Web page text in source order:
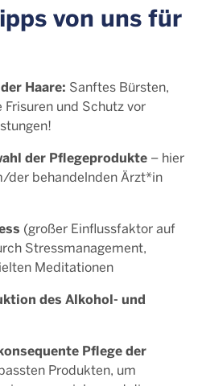
von uns für
Haare: Sanftes Bürsten,
und Schutz vor
der Pflegeprodukte – hier
der behandelnden Ärzt*in
(großer Einflussfaktor auf
Stressmanagement,
Meditationen
des Alkohol- und
Pflege der
Produkten, um